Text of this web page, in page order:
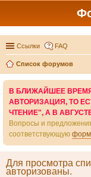
Ссылки FAQ
Список форумов
В БЛИЖАЙШЕЕ
АВТОРИЗАЦИЯ, ТО
ЧТЕНИЕ", А В
Вопросы и
соответствующую
Для просмотра
авторизованы.